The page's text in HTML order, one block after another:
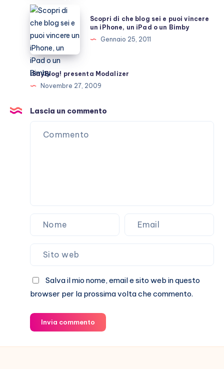
contro
i
chili
di
troppo
Scopri
di
che
blog
sei
e
puoi
un
iPhone,
Scopri di che blog sei e puoi vincere
un iPhone, un iPad o un Bimby
Gennaio 25, 2011
iSayBlog! presenta Modalizer
Novembre 27, 2009
Lascia un commento
Salva il mio nome, email e sito web in questo
browser per la prossima volta che commento.
Invia commento